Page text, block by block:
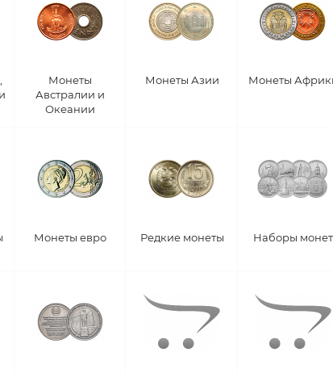
Монеты
Австралии и
Океании
Монеты Азии Монеты
Монеты евро Редкие монеты Наборы монет